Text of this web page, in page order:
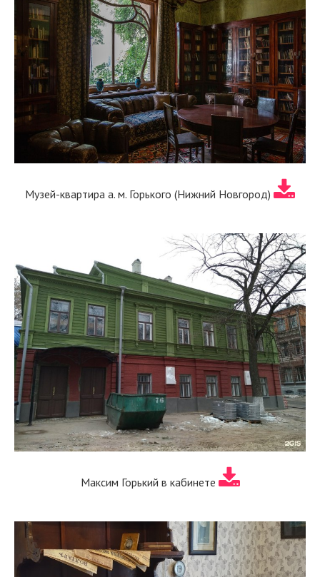
Музей-квартира а. м. Горького (Нижний Новгород)
Максим Горький в кабинете